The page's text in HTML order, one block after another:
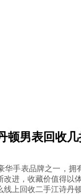
顿男表回收几
华手表品牌之一，
改进，收藏价值得以
上回收二手江诗丹